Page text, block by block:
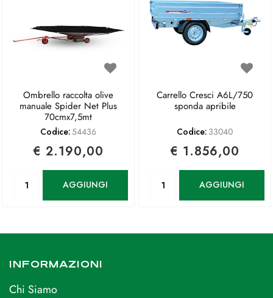
Ombrello raccolta olive
manuale Spider Net Plus
70cmx7,5mt
Codice:54436
€ 2.190,00
AGGIUNGI
Carrello Cresci A6L/750
sponda apribile
Codice: 33040
€ 1.856,00
AGGIUNGI
INFORMAZIONI
Chi Siamo